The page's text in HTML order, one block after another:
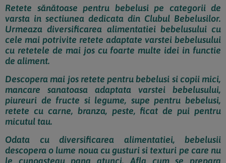
Retete sănătoase pentru bebelusi pe categorii de
varsta in sectiunea dedicata din Clubul Bebelusilor.
Urmeaza diversificarea alimentatiei bebelusului cu
cele mai potrivite retete adaptate varstei bebelusului
cu retetele de mai jos cu foarte multe idei in functie
de aliment.
Descopera mai jos retete pentru bebelusi si copii mici,
mancare sanatoasa adaptata varstei bebelusului,
piureuri de fructe si legume, supe pentru bebelusi,
retete cu carne, branza, peste, ficat de pui pentru
micutul tau.
Odata cu diversificarea alimentatiei, bebelusii
descopera o lume noua cu gusturi si texturi pe care nu
le cunoasteau pana atunci. Afla cum se prepara